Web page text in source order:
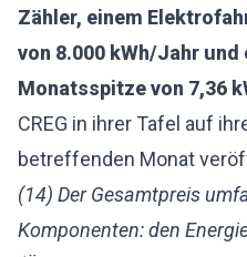
Zähler, einem
von 8.000 kWh/Jahr
Monatsspitze von 7,36
CREG in ihrer Tafel auf
betreffenden Monat
(14) Der Gesamtpreis
Komponenten: den